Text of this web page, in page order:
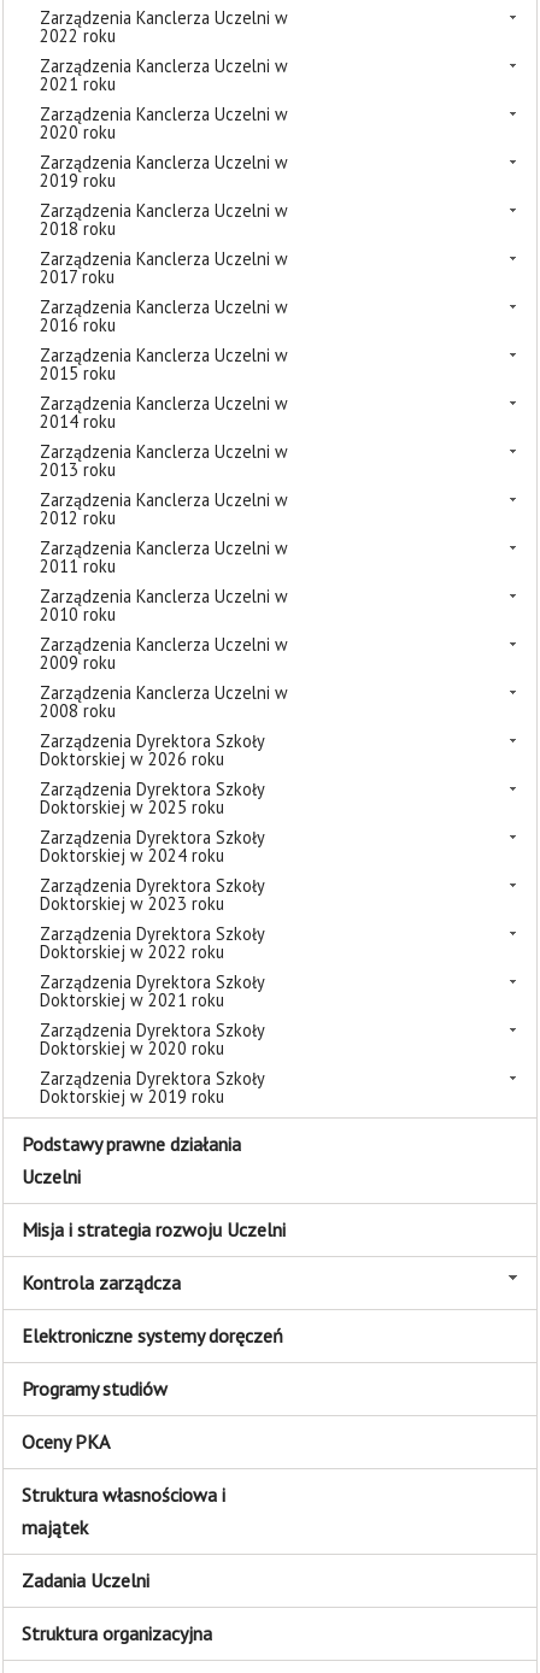
Zarządzenia Kanclerza Uczelni w
2022 roku
Zarządzenia Kanclerza Uczelni w
2021 roku
Zarządzenia Kanclerza Uczelni w
2020 roku
Zarządzenia Kanclerza Uczelni w
2019 roku
Zarządzenia Kanclerza Uczelni w
2018 roku
Zarządzenia Kanclerza Uczelni w
2017 roku
Zarządzenia Kanclerza Uczelni w
2016 roku
Zarządzenia Kanclerza Uczelni w
2015 roku
Zarządzenia Kanclerza Uczelni w
2014 roku
Zarządzenia Kanclerza Uczelni w
2013 roku
Zarządzenia Kanclerza Uczelni w
2012 roku
Zarządzenia Kanclerza Uczelni w
2011 roku
Zarządzenia Kanclerza Uczelni w
2010 roku
Zarządzenia Kanclerza Uczelni w
2009 roku
Zarządzenia Kanclerza Uczelni w
2008 roku
Zarządzenia Dyrektora Szkoły
Doktorskiej w 2026 roku
Zarządzenia Dyrektora Szkoły
Doktorskiej w 2025 roku
Zarządzenia Dyrektora Szkoły
Doktorskiej w 2024 roku
Zarządzenia Dyrektora Szkoły
Doktorskiej w 2023 roku
Zarządzenia Dyrektora Szkoły
Doktorskiej w 2022 roku
Zarządzenia Dyrektora Szkoły
Doktorskiej w 2021 roku
Zarządzenia Dyrektora Szkoły
Doktorskiej w 2020 roku
Zarządzenia Dyrektora Szkoły
Doktorskiej w 2019 roku
Podstawy prawne działania
Uczelni
Misja i strategia rozwoju Uczelni
Kontrola zarządcza
Elektroniczne systemy doręczeń
Programy studiów
Oceny PKA
Struktura własnościowa i
majątek
Zadania Uczelni
Struktura organizacyjna